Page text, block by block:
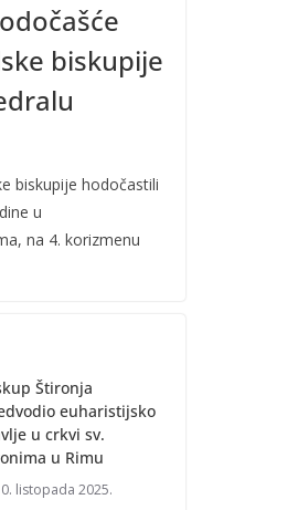
biskupije
biskupije hodočastili
u
na 4. korizmenu
Štironja
euharistijsko
u crkvi sv.
u Rimu
listopada 2025.